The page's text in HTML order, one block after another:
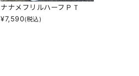
ナナメフリルハーフＰＴ
¥7,590(税込)